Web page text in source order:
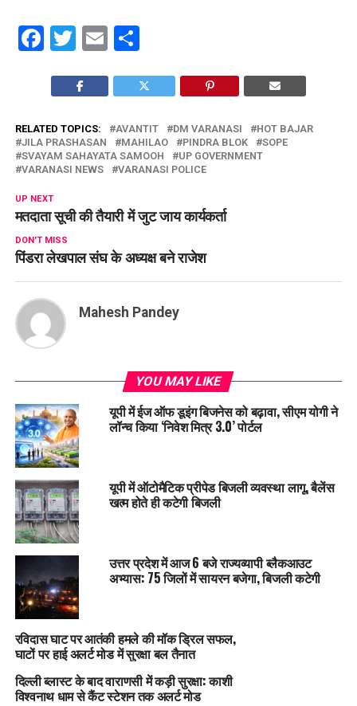
Facebook
Twitter
EmailShare
RELATED TOPICS: AVANTIT DM VARANASI
HOT BAJAR
JILA PRASHASAN
MAHILAO PINDRA BLOK
SOPE
SVAYAM SAHAYATA SAMOOH
UP GOVERNMENT
VARANASI NEWS
VARANASI POLICE
UP NEXT
मतदाता सूची की तैयारी में जुट जाय कार्यकर्ता
DON'T MISS
पिंडरा लेखपाल संघ के अध्यक्ष बने राजेश
Mahesh Pandey
YOU MAY LIKE
यूपी में ईज ऑफ डूइंग बिजनेस को बढ़ावा, सीएम योगी ने
लॉन्च किया ‘निवेश मित्र 3.0’ पोर्टल
यूपी में ऑटोमैटिक प्रीपेड बिजली व्यवस्था लागू, बैलेंस
खत्म होते ही कटेगी बिजली
उत्तर प्रदेश में आज 6 बजे राज्यव्यापी ब्लैकआउट
अभ्यास: 75 जिलों में सायरन बजेगा, बिजली कटेगी
रविदास घाट पर आतंकी हमले की मॉक ड्रिल सफल,
घाटों पर हाई अलर्ट मोड में सुरक्षा बल तैनात
दिल्ली ब्लास्ट के बाद वाराणसी में कड़ी सुरक्षा: काशी
विश्वनाथ धाम से कैंट स्टेशन तक अलर्ट मोड